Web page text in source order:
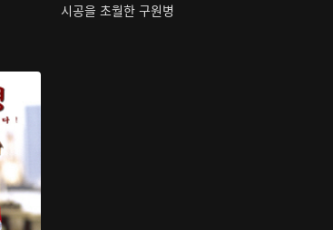
시공을 초월한 구원병